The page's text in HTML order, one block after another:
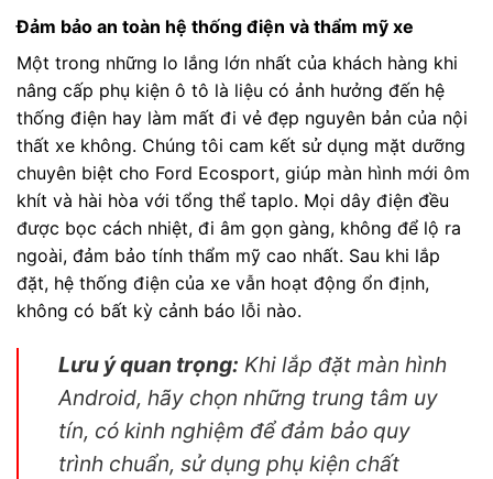
Đảm bảo an toàn hệ thống điện và thẩm mỹ xe
Một trong những lo lắng lớn nhất của khách hàng khi
nâng cấp phụ kiện ô tô là liệu có ảnh hưởng đến hệ
thống điện hay làm mất đi vẻ đẹp nguyên bản của nội
thất xe không. Chúng tôi cam kết sử dụng mặt dưỡng
chuyên biệt cho Ford Ecosport, giúp màn hình mới ôm
khít và hài hòa với tổng thể taplo. Mọi dây điện đều
được bọc cách nhiệt, đi âm gọn gàng, không để lộ ra
ngoài, đảm bảo tính thẩm mỹ cao nhất. Sau khi lắp
đặt, hệ thống điện của xe vẫn hoạt động ổn định,
không có bất kỳ cảnh báo lỗi nào.
Lưu ý quan trọng: Khi lắp đặt màn hình
Android, hãy chọn những trung tâm uy
tín, có kinh nghiệm để đảm bảo quy
trình chuẩn, sử dụng phụ kiện chất